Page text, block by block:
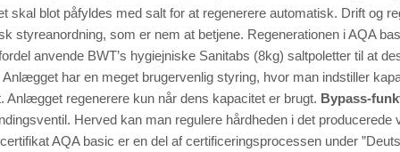
skal blot påfyldes med salt for at regenerere automatisk. Drift og
styreanordning, som er nem at betjene. Regenerationen i AQA
anvende BWT’s hygiejniske Sanitabs (8kg) saltpoletter til at
Anlægget har en meget brugervenlig styring, hvor man indstiller
Anlægget regenerere kun når dens kapacitet er brugt. Bypass-
Herved kan man regulere hårdheden i det producerede
AQA basic er en del af certificeringsprocessen under